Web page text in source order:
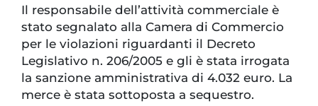
Il responsabile dell’attività commerciale è
stato segnalato alla Camera di Commercio
per le violazioni riguardanti il Decreto
Legislativo n. 206/2005 e gli è stata irrogata
la sanzione amministrativa di 4.032 euro. La
merce è stata sottoposta a sequestro.